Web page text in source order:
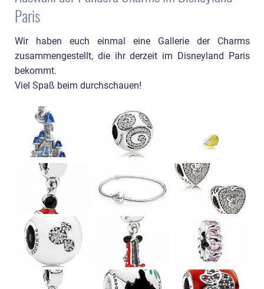
Paris
Wir haben euch einmal eine Gallerie der Charms
zusammengestellt, die ihr derzeit im Disneyland Paris
bekommt.
Viel Spaß beim durchschauen!